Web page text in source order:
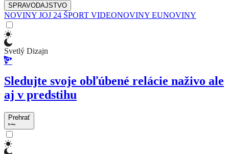
SPRAVODAJSTVO
NOVINY JOJ 24 ŠPORT VIDEONOVINY EUNOVINY
Svetlý Dizajn
Sledujte svoje obľúbené relácie naživo ale
aj v predstihu
Prehrať